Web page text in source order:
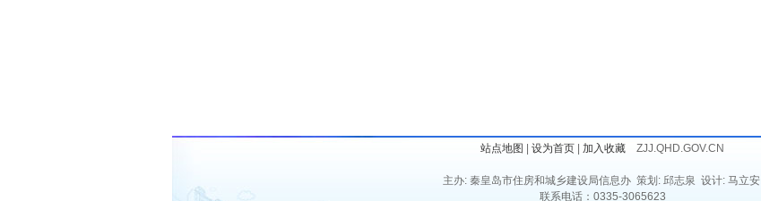
站点地图 设为首页 加入收藏 ZJJ.QHD.GOV.CN
主办: 秦皇岛市住房和城乡建设局信息办 策划: 邱志泉 设计: 马立安
联系电话：0335-3065623